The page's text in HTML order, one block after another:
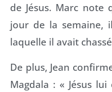
de Jésus. Marc
jour de la semaine,
laquelle il avait
De plus, Jean
Magdala : « Jésus